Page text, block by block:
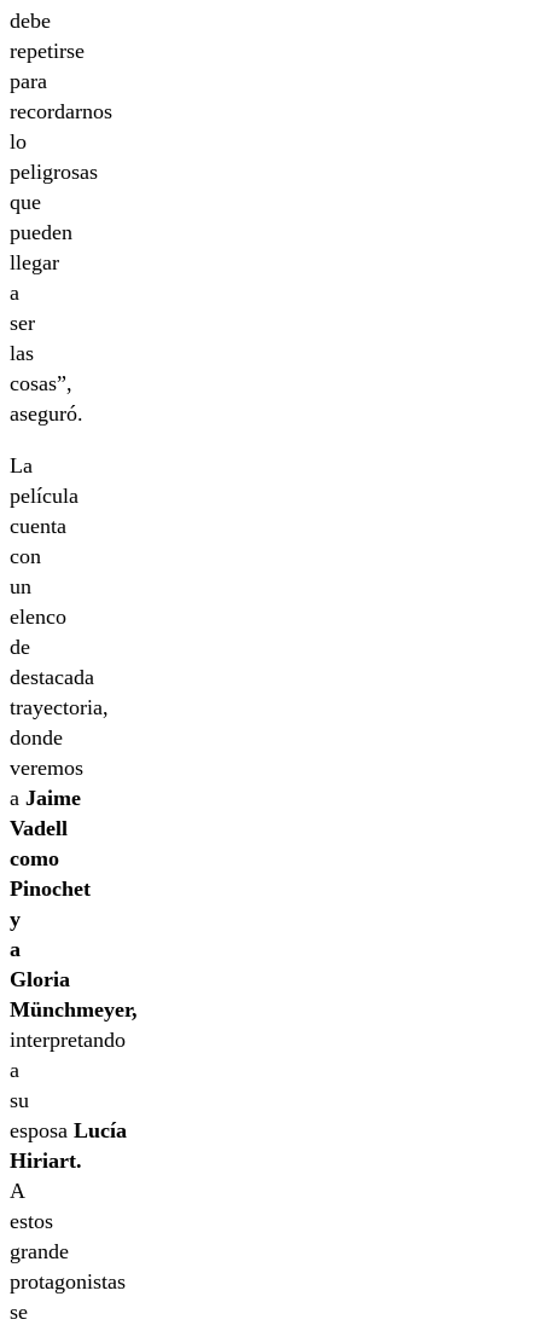
debe
repetirse
para
recordarnos
lo
peligrosas
que
pueden
llegar
a
ser
las
cosas”,
aseguró.
La
película
cuenta
con
un
elenco
de
destacada
trayectoria,
donde
veremos
a Jaime
Vadell
como
Pinochet
y
a
Gloria
Münchmeyer,
interpretando
a
su
esposa Lucía
Hiriart.
A
estos
grande
protagonistas
se